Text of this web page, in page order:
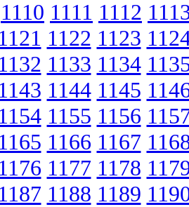
1110 1111 1112
1122 1123
1133 1134
1144 1145
1155 1156
1166 1167
1177 1178
1188 1189